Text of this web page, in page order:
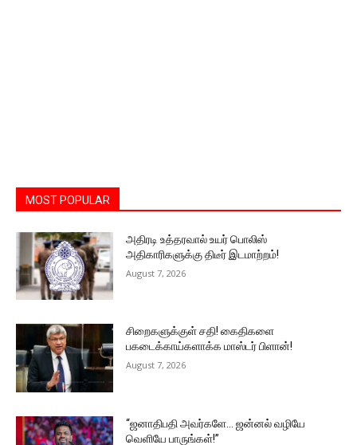
MOST POPULAR
அதிரடி உத்தரவால் உயர் பொலிஸ்
அதிகாரிகளுக்கு திடீர் இடமாற்றம்!
August 7, 2026
சிறைகளுக்குள் சதி! கைதிகளை
பகடைக்காய்களாக்க மாஸ்டர் பிளான்!
August 7, 2026
“ஜனாதிபதி அவர்களே… ஜன்னல் வழியே
வெளியே பாருங்கள்!”